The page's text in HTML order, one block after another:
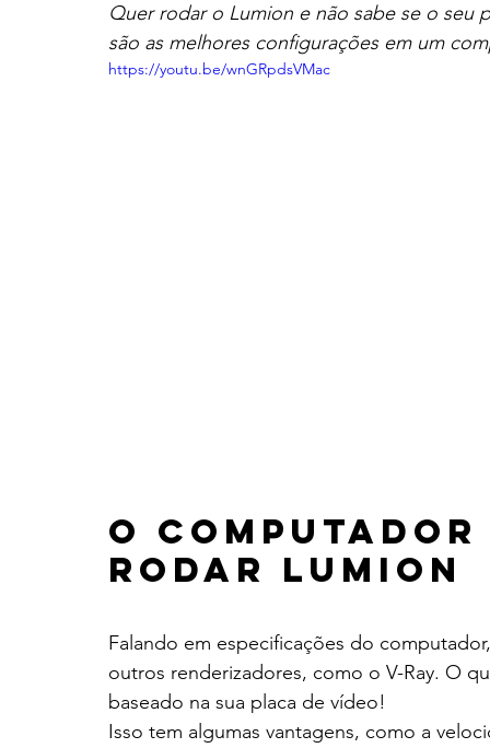
Viver de 3D 3ds Max V-Ray
Quer rodar o Lumion e não sabe se o seu
são as melhores configurações em um
https://youtu.be/wnGRpdsVMac
O
rodar Lumion
Falando em especificações do
outros renderizadores, como o V-Ray. O
baseado na sua placa de vídeo!
Isso tem algumas vantagens, como a